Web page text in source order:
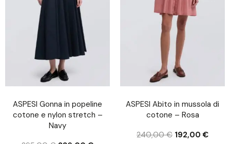
ASPESI Gonna in popeline
cotone e nylon stretch –
Navy
ASPESI Abito in mussola di
cotone – Rosa
240,00€ 192,00€